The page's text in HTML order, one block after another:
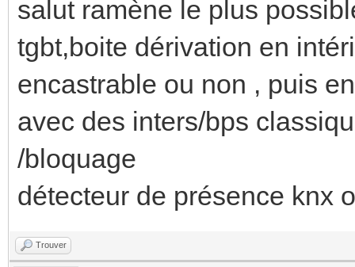
salut ramène le plus
tgbt,boite dérivation en
encastrable ou non , puis
avec des inters/bps
/bloquage
détecteur de présence knx
Trouver